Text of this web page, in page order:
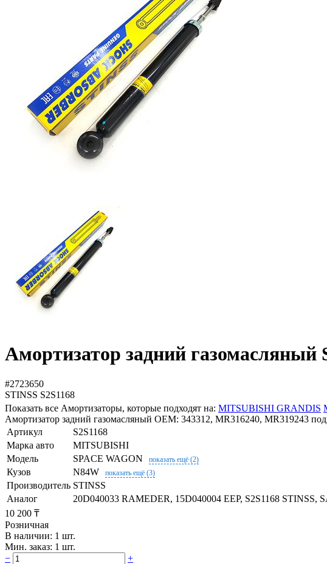
Амортизатор задний газомасляный
#2723650
STINSS S2S1168
Показать все Амортизаторы, которые подходят на: MITSUBISHI GRANDIS
Амортизатор задний газомасляный OEM: 343312, MR316240, MR319243
Артикул
S2S1168
Марка авто
MITSUBISHI
Модель
SPACE WAGON показать ещё (2)
Кузов N84W показать ещё (3)
Производитель STINSS
Аналог
20D040033 RAMEDER, 15D040004 EEP, S2S1168 STINSS,
10 200 ₸
Розничная
В наличии: 1 шт.
Мин. заказ: 1 шт.
−
+